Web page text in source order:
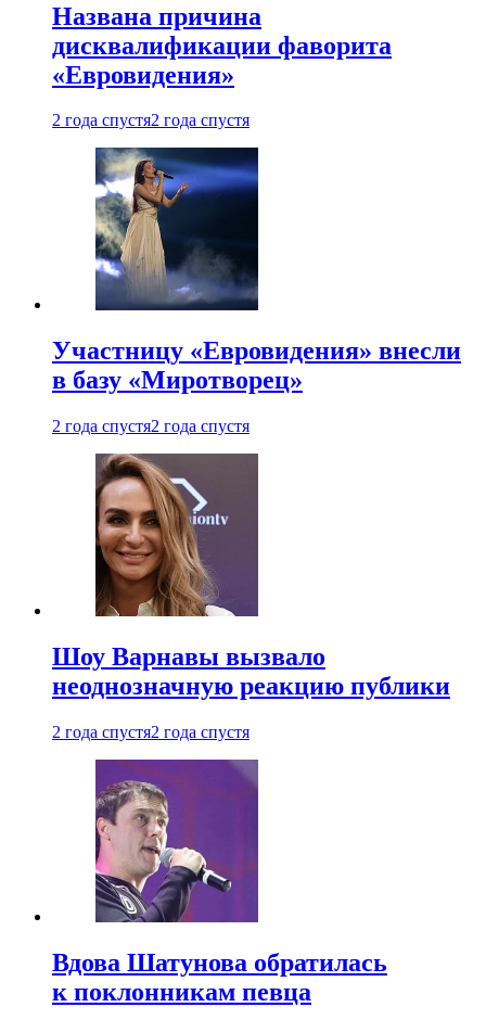
Названа причина
дисквалификации фаворита
«Евровидения»
2 года спустя2 года спустя
Участницу «Евровидения» внесли
в базу «Миротворец»
2 года спустя2 года спустя
Шоу Варнавы вызвало
неоднозначную реакцию публики
2 года спустя2 года спустя
Вдова Шатунова обратилась
к поклонникам певца